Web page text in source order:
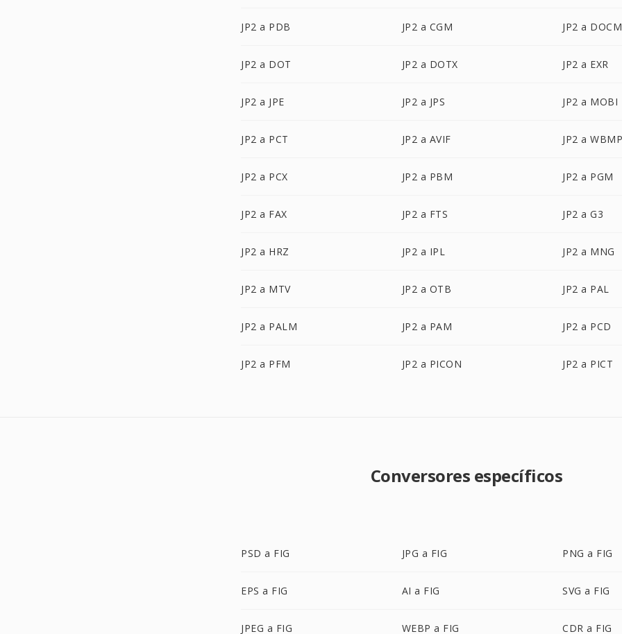
JP2 a PDB JP2 a CGM JP2 a DOCM
JP2 a DOT JP2 a DOTX JP2 a EXR
JP2 a JPE JP2 a JPS JP2 a MOBI
JP2 a PCT JP2 a AVIF JP2 a
JP2 a PCX JP2 a PBM JP2 a PGM
JP2 a FAX JP2 a FTS JP2 a G3
JP2 a HRZ JP2 a IPL JP2 a MNG
JP2 a MTV JP2 a OTB JP2 a PAL
JP2 a PALM JP2 a PAM JP2 a PCD
JP2 a PFM JP2 a PICON JP2 a PICT
Conversores específicos
PSD a FIG JPG a FIG PNG a FIG
EPS a FIG AI a FIG SVG a FIG
JPEG a FIG WEBP a FIG CDR a FIG